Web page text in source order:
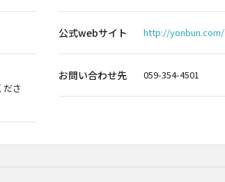
さ
公式webサイト http://yonbun.com/
お問い合わせ先 059-354-4501